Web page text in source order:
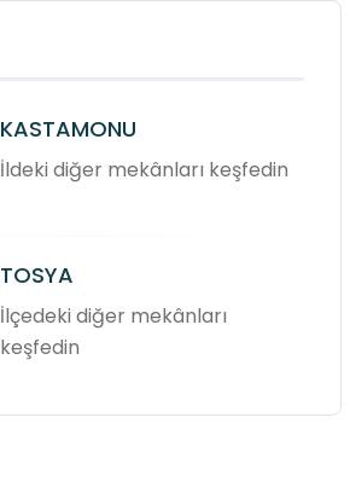
KASTAMONU
İldeki diğer mekânları keşfedin
TOSYA
İlçedeki diğer mekânları
keşfedin